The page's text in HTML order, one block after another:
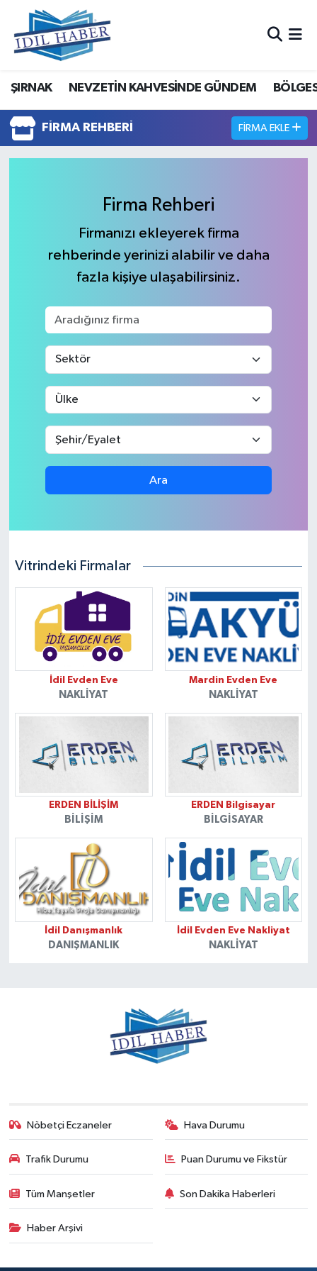
ŞIRNAK NEVZETİN KAHVESİNDE GÜNDEM
FIRMA REHBERI FIRMA EKLE
Firma Rehberi
Firmanızı ekleyerek firma
rehberinde yerinizi alabilir ve daha
fazla kişiye ulaşabilirsiniz.
Ara
Vitrindeki Firmalar
İdil Evden Eve
NAKLIYAT
Mardin Evden Eve
NAKLIYAT
ERDEN BİLİŞİM
BILIŞIM
ERDEN Bilgisayar
BILGISAYAR
İdil Danışmanlık
DANIŞMANLIK
İdil Evden Eve Nakliyat
NAKLIYAT
Nöbetçi Eczaneler Hava Durumu
Trafik Durumu Puan Durumu ve Fikstür
Tüm Manşetler Son Dakika Haberleri
Haber Arşivi
Nöbetçi Eczaneler
Hava Durumu
Trafik Durumu
Süper Lig Puan Durumu ve Fikstür
Tüm Manşetler
Son Dakika Haberleri
Haber Arşivi